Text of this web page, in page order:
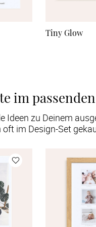
Tiny Glow
im
Ideen zu Deinem
im Design-Set